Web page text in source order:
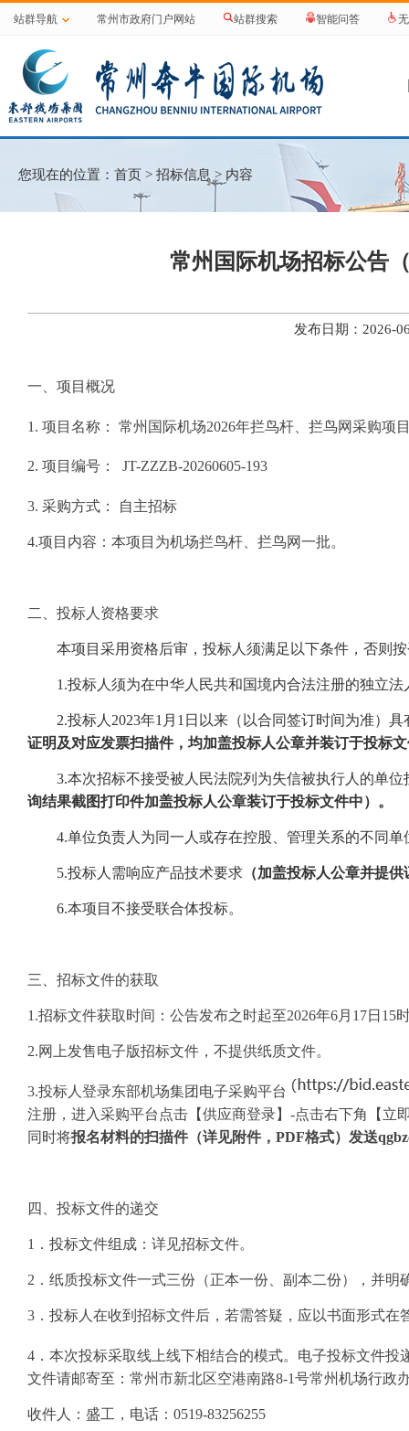
站群导航 常州市政府门户网站 站群搜索 智能问答
您现在的位置： 首页 > 招标信息 > 内容
常州国际机场招标公告
发布日期：2026-
一、项目概况
1. 项目名称： 常州国际机场2026年拦鸟杆、拦鸟网采购项
2. 项目编号： JT-ZZZB-20260605-193
3. 采购方式： 自主招标
4.项目内容： 本项目为机场拦鸟杆、拦鸟网一批。
二、 投标人资格要求
本项目采用资格后审，投标人须满足以下条件，否则
1.投标人须为在中华人民共和国境内合法注册的独立法
2.投标人 2023年1月1日以来（以合同签订时间为准）
证明及对应发票扫描件，均加盖投标人公章并装订于投标
3.本次招标不接受被人民法院列为失信被执行人的单
询结果截图打印件加盖投标人公章装订于投标文件中）。
4.单位负责人为同一人或存在控股、管理关系的不同单
5.投标人需响应产品技术要求 （加盖投标人公章并提
6.本项目不接受联合体投标。
三、招标文件的获取
1.招标文件获取时间：公告发布之时起至2026年6月 17日 1 5
2.网上发售电子版招标文件，不提供纸质文件。
3.投标人登录东部机场集团电子采购平台
注册，进入采购平台点击【供应商登录】-点击右下角【立
同时将报名材料的扫描件（详见附件， PDF格式）发送
四、投标文件的递交
1．投标文件组成：详见招标文件。
2．纸质投标文件一式三份（正本一份、副本二份） ，并明
3．投标人在收到招标文件后，若需答疑，应以书面形式在
4．本次投标采取线上线下相结合的模式。电子投标文件投
文件请邮寄至：常州市新北区空港南路8-1号常州机场行政
收件人： 盛工，电话： 0519-83256255